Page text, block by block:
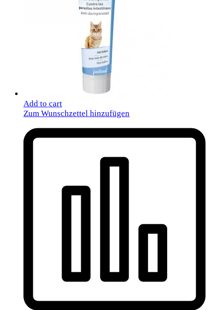
Add to cart
Zum Wunschzettel hinzufügen